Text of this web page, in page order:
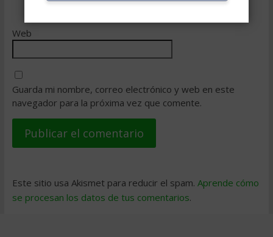
Web
Guarda mi nombre, correo electrónico y web en este
navegador para la próxima vez que comente.
Este sitio usa Akismet para reducir el spam. Aprende cómo
se procesan los datos de tus comentarios.